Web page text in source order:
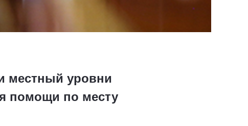
местный уровни
помощи по месту